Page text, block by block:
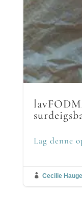
Lag denne
 Cecilie